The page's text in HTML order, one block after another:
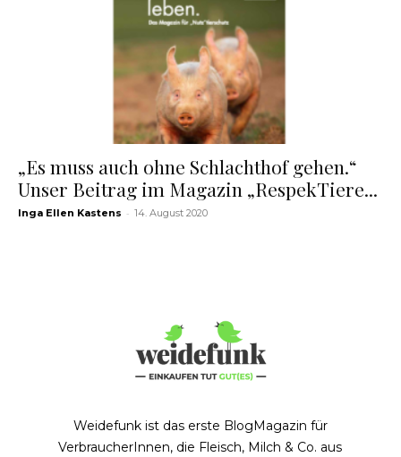
„Es muss auch ohne Schlachthof gehen.“
Unser Beitrag im Magazin „RespekTiere...
Inga Ellen Kastens - 14. August 2020
Weidefunk ist das erste BlogMagazin für
VerbraucherInnen, die Fleisch, Milch & Co. aus